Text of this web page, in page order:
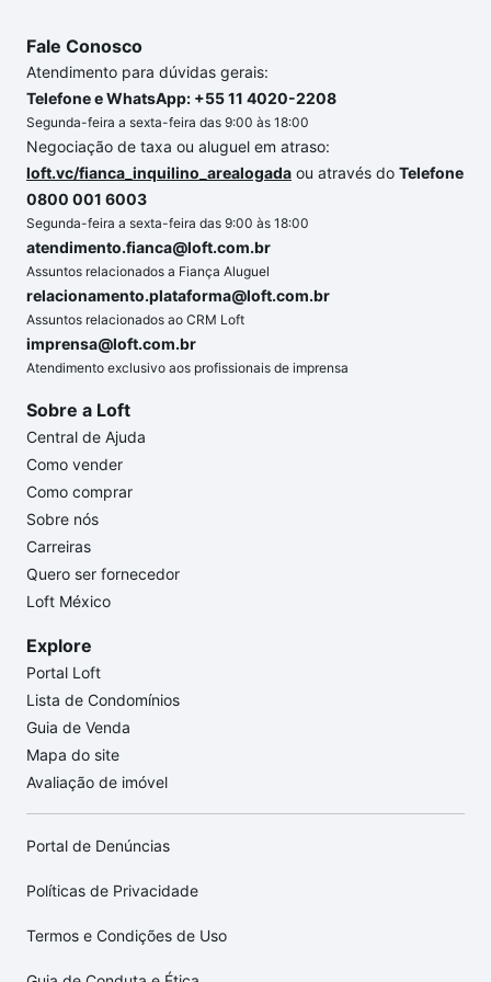
Fale Conosco
Atendimento para dúvidas gerais:
Telefone e WhatsApp: +55 11 4020-2208
Segunda-feira a sexta-feira das 9:00 às 18:00
Negociação de taxa ou aluguel em atraso:
loft.vc/fianca_inquilino_arealogada ou através do Telefone
0800 001 6003
Segunda-feira a sexta-feira das 9:00 às 18:00
atendimento.fianca@loft.com.br
Assuntos relacionados a Fiança Aluguel
relacionamento.plataforma@loft.com.br
Assuntos relacionados ao CRM Loft
imprensa@loft.com.br
Atendimento exclusivo aos profissionais de imprensa
Sobre a Loft
Central de Ajuda
Como vender
Como comprar
Sobre nós
Carreiras
Quero ser fornecedor
Loft México
Explore
Portal Loft
Lista de Condomínios
Guia de Venda
Mapa do site
Avaliação de imóvel
Portal de Denúncias
Políticas de Privacidade
Termos e Condições de Uso